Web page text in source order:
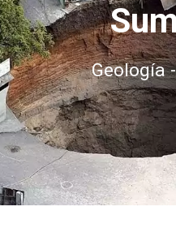
Geología